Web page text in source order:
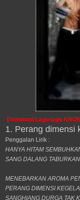
Download Lagu-lagu
1. Perang dimensi
Penggalan Lirik :
HANYA HITAM
SANG DALANG
MENEBARKAN AROMA
PERANG DIMENSI
SANGHIANG DURGA TAK